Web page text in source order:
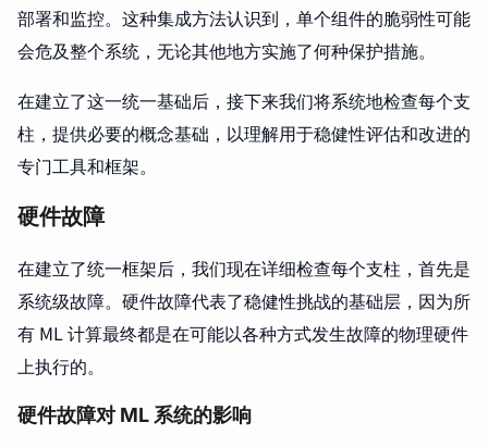
部署和监控。这种集成方法认识到，单个组件的脆弱性可能
会危及整个系统，无论其他地方实施了何种保护措施。
在建立了这一统一基础后，接下来我们将系统地检查每个支
柱，提供必要的概念基础，以理解用于稳健性评估和改进的
专门工具和框架。
硬件故障
在建立了统一框架后，我们现在详细检查每个支柱，首先是
系统级故障。硬件故障代表了稳健性挑战的基础层，因为所
有 ML 计算最终都是在可能以各种方式发生故障的物理硬件
上执行的。
硬件故障对 ML 系统的影响